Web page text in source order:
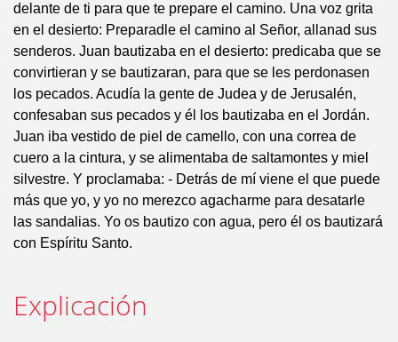
delante de ti para que te prepare el camino. Una voz grita
en el desierto: Preparadle el camino al Señor, allanad sus
senderos. Juan bautizaba en el desierto: predicaba que se
convirtieran y se bautizaran, para que se les perdonasen
los pecados. Acudía la gente de Judea y de Jerusalén,
confesaban sus pecados y él los bautizaba en el Jordán.
Juan iba vestido de piel de camello, con una correa de
cuero a la cintura, y se alimentaba de saltamontes y miel
silvestre. Y proclamaba: - Detrás de mí viene el que puede
más que yo, y yo no merezco agacharme para desatarle
las sandalias. Yo os bautizo con agua, pero él os bautizará
con Espíritu Santo.
Explicación